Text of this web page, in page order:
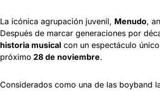
La icónica agrupación juvenil, Menudo,
Después de marcar generaciones por
historia musical con un espectáculo
próximo 28 de noviembre.
Considerados como una de las boyband